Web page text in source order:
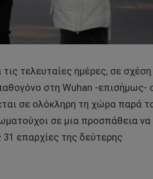
τελευταίες ημέρες, σε
στη Wuhan -επισήμως-
σε ολόκληρη τη χώρα παρά
σε μια προσπάθεια να
επαρχίες της δεύτερης